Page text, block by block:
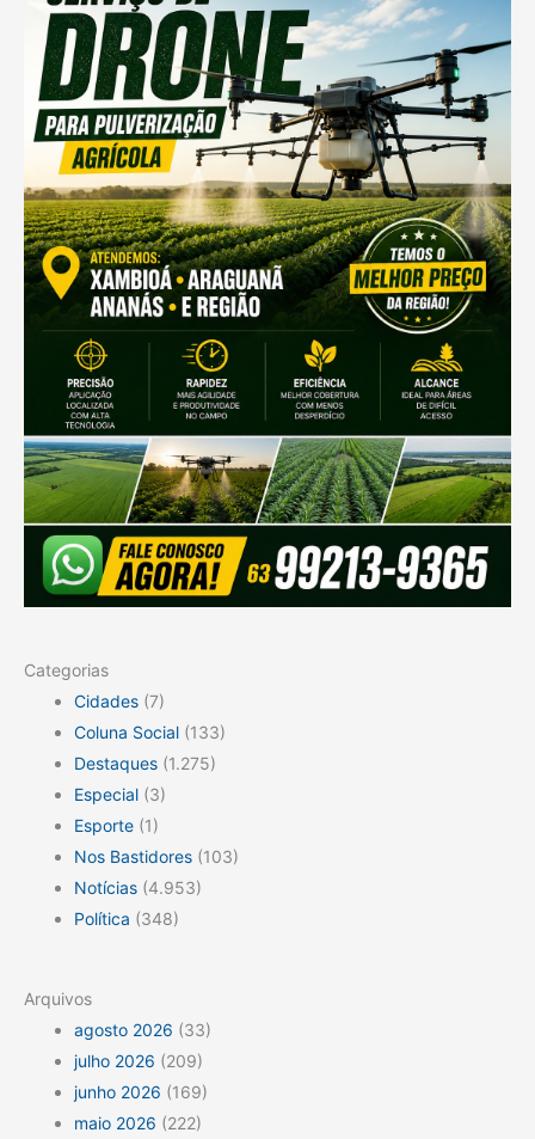
Categorias
Cidades (7)
Coluna Social (133)
Destaques (1.275)
Especial (3)
Esporte (1)
Nos Bastidores (103)
Notícias (4.953)
Política (348)
Arquivos
agosto 2026 (33)
julho 2026 (209)
junho 2026 (169)
maio 2026 (222)